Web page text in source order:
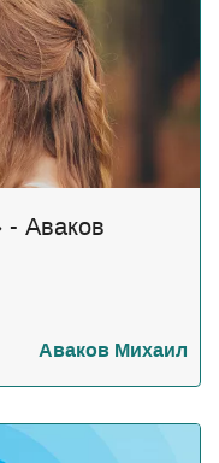
- Аваков
Аваков Михаил